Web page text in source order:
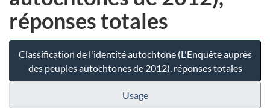
réponses totales
Classification de l'identité autochtone (L'Enquête auprès
des peuples autochtones de 2012), réponses totales
Usage